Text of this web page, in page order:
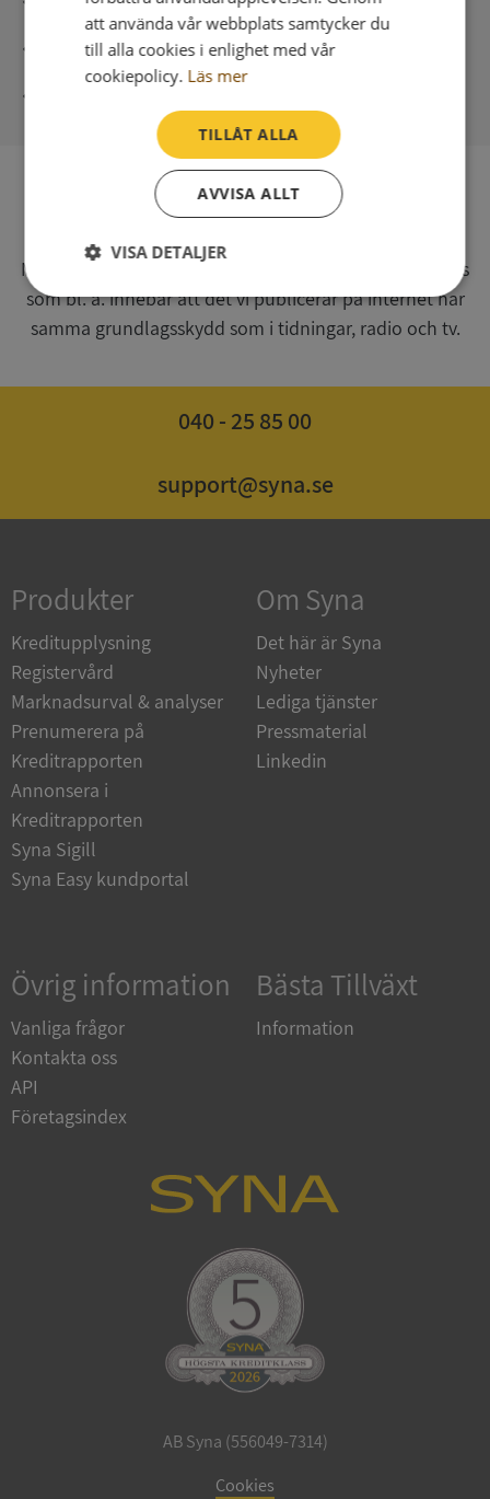
Direkt digital leverans
Syna har för webbplatsen www.syna.se ett av
Myndigheten för press, radio och tv s.k. utgivningsbevis
som bl. a. innebär att det vi publicerar på internet har
samma grundlagsskydd som i tidningar, radio och tv.
040 - 25 85 00
support@syna.se
Produkter
Kreditupplysning
Registervård
Marknadsurval & analyser
Prenumerera på
Kreditrapporten
Annonsera i
Kreditrapporten
Syna Sigill
Syna Easy kundportal
Om Syna
Det här är Syna
Nyheter
Lediga tjänster
Pressmaterial
Linkedin
Övrig information
Vanliga frågor
Kontakta oss
API
Företagsindex
Bästa Tillväxt
Information
AB Syna (556049-7314)
Cookies
att använda vår webbplats samtycker du
till alla cookies i enlighet med vår
cookiepolicy. Läs mer
TILLÅT ALLA
AVVISA ALLT
VISA DETALJER
Strikt
nödvändigt
Prestanda Inriktning
kärnwebbplatsfunktioner som användarinloggning
och kontohantering. Webbplatsen kan inte
användas ordentligt utan strikt nödvändiga cookies.
Namn
Leverantör
Domän
VISITOR_PRIVACY_METADATA
ASP.NET_SessionId
Microsoft
Corporation
de.syna.se
Google